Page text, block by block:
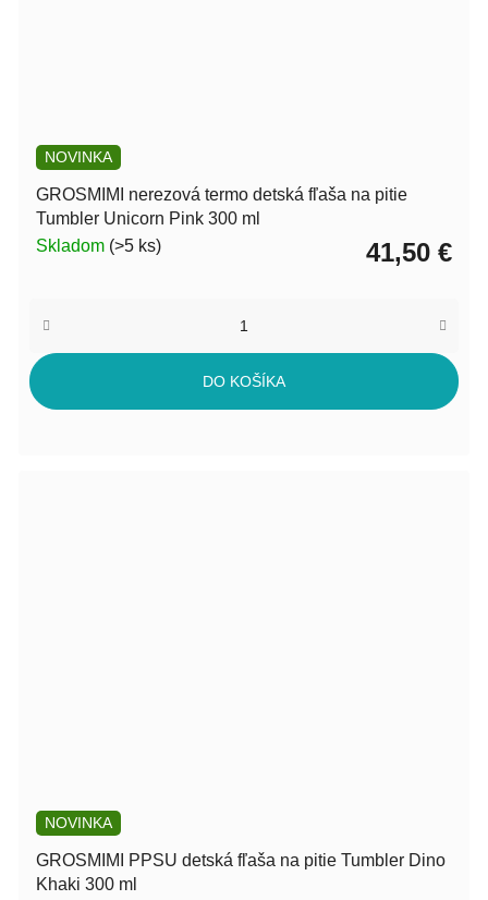
NOVINKA
GROSMIMI nerezová termo detská fľaša na pitie
Tumbler Unicorn Pink 300 ml
Skladom (>5 ks) 41,50 €
DO KOŠÍKA
NOVINKA
GROSMIMI PPSU detská fľaša na pitie Tumbler Dino
Khaki 300 ml